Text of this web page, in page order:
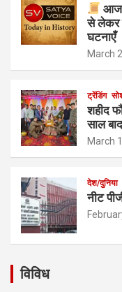
आज
से लेकर
घटनाएँ
March
ट्रेंडिंग
शहीद
साल
March
देश/दुनिया
नीट
विविध